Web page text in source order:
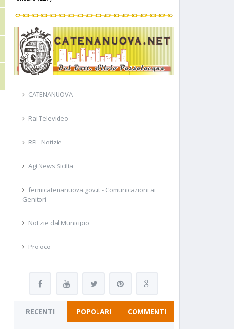
CATENANUOVA
Rai Televideo
RFI - Notizie
Agi News Sicilia
fermicatenanuova.gov.it - Comunicazioni ai
Genitori
Notizie dal Municipio
Proloco
RECENTI POPOLARI COMMENTI